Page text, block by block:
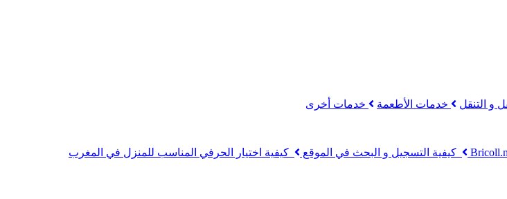
و التنقل خدمات الأطعمة خدمات أخرى
كيفية التسجيل و البحث في الموقع كيفية اختيار الحرفي المناسب للمنزل في المغرب